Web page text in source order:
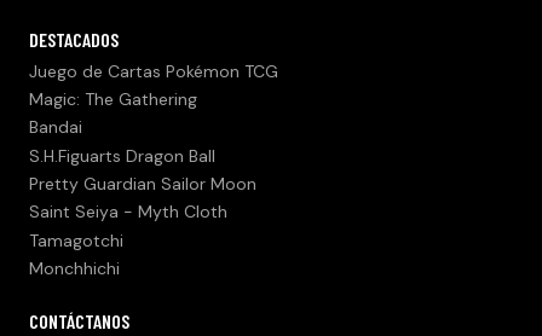
DESTACADOS
Juego de Cartas Pokémon TCG
Magic: The Gathering
Bandai
S.H.Figuarts Dragon Ball
Pretty Guardian Sailor Moon
Saint Seiya - Myth Cloth
Tamagotchi
Monchhichi
CONTÁCTANOS